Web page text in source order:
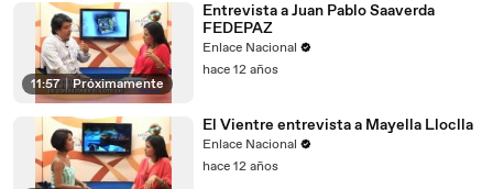
11:57 | Próximamente
Entrevista a Juan Pablo Saaverda
FEDEPAZ
Enlace Nacional
hace 12 años
El Vientre entrevista a Mayella Lloclla
Enlace Nacional
hace 12 años